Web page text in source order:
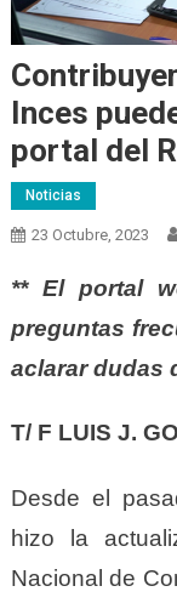
Inces
portal del
Noticias
23 Octubre, 2023
** El portal
preguntas
aclarar dudas
T/ F LUIS J.
Desde el
hizo la
Nacional de